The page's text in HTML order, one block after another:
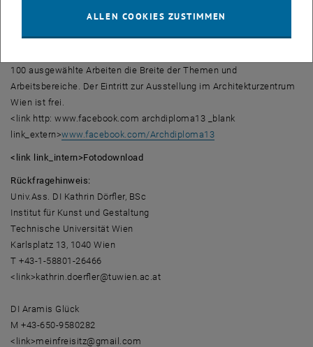
Die im Biennale-Rhythmus stattfindende Ausstellung "archdiploma"
präsentiert Diplomarbeiten der Fakultät für Architektur und
100 ausgewählte Arbeiten die Breite der Themen und
Arbeitsbereiche. Der Eintritt zur Ausstellung im Architekturzentrum
Wien ist frei.
<link http: www.facebook.com archdiploma13 _blank
link_extern>www.facebook.com/Archdiploma13
<link link_intern>Fotodownload
Rückfragehinweis:
Univ.Ass. DI Kathrin Dörfler, BSc
Institut für Kunst und Gestaltung
Technische Universität Wien
Karlsplatz 13, 1040 Wien
T +43-1-58801-26466
<link>kathrin.doerfler@tuwien.ac.at
DI Aramis Glück
M +43-650-9580282
<link>meinfreisitz@gmail.com
ALLEN COOKIES ZUSTIMMEN